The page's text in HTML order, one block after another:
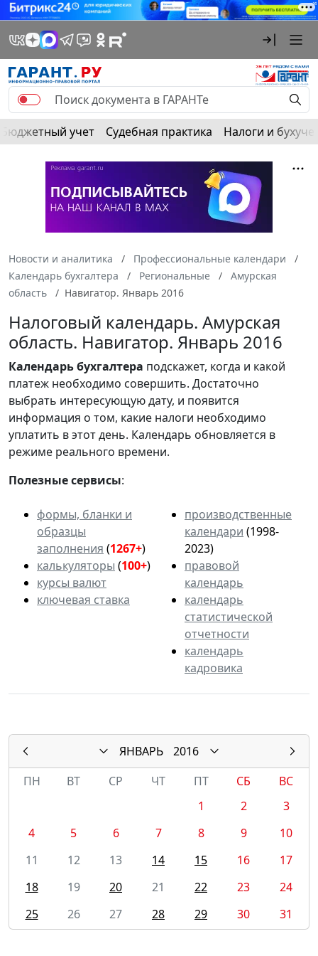
Бюджетный учет Судебная практика Налоги и
Новости и аналитика
Профессиональные календари
Календарь бухгалтера
Региональные
Амурская
область
Навигатор. Январь 2016
Налоговый календарь. Амурская
область. Навигатор. Январь 2016
Календарьбухгалтера подскажет, когда и какой
платеж необходимо совершить. Достаточно
выбрать интересующую дату, и появится
информация о том, какие налоги необходимо
уплатить в этот день. Календарь обновляется в
режиме реального времени.
Полезные сервисы:
формы, бланки и
образцы
заполнения (1267+)
калькуляторы (100+)
курсы валют
ключевая ставка
производственные
календари (1998-
2023)
правовой
календарь
календарь
статистической
отчетности
календарь
кадровика
ЯНВАРЬ
2016
ПН
ВТ СР ЧТ ПТ СБ
ВС
1
2
3
4
5 6 7 8 9
10
11
12 13 14 15 16
17
18
19 20 21 22 23
24
25
26 27 28 29 30 31